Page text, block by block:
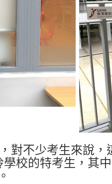
對不少考生來說
校的特考生，其